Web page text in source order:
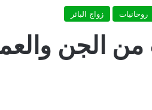
روحانيات زواج البائر
الجن